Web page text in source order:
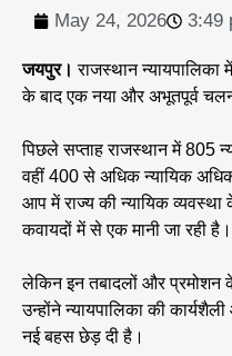
May 24, 2026 3:49
जयपुर। राजस्थान
के बाद एक नया और अभूतपूर्व चलन
पिछले सप्ताह राजस्थान में 805
वहीं 400 से अधिक न्यायिक
आप में राज्य की न्यायिक
कवायदों में से एक मानी जा रही है।
लेकिन इन तबादलों और
उन्होंने न्यायपालिका की
नई बहस छेड़ दी है।